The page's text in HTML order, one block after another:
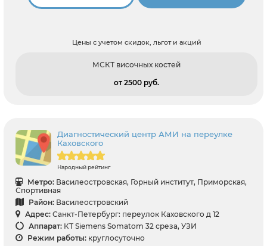
Цены с учетом скидок, льгот и акций
МСКТ височных костей
от 2500 pуб.
Диагностический центр АМИ на переулке
Каховского
Народный рейтинг
Метро: Василеостровская, Горный институт, Приморская,
Спортивная
Район: Василеостровский
Адрес: Санкт-Петербург: переулок Каховского д 12
Аппарат: КТ Siemens Somatom 32 среза, УЗИ
Режим работы: круглосуточно